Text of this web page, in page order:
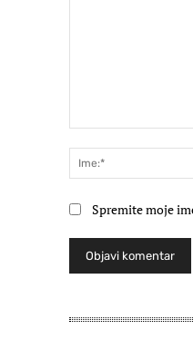
Spremite moje